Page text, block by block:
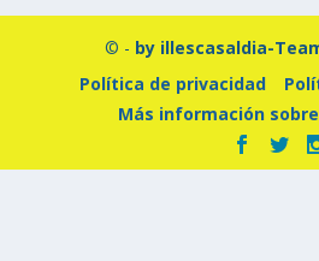
© - by illescasaldia-
Política de privacidad
Más información